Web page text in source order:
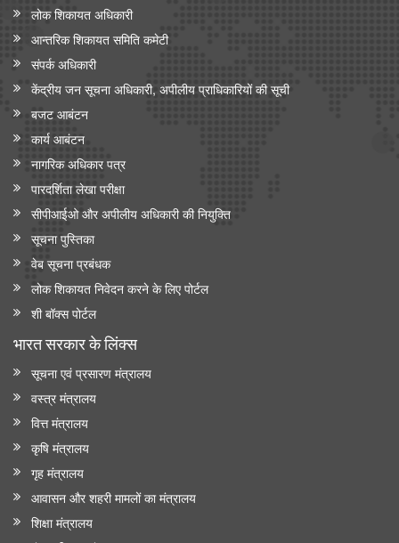
लोक शिकायत अधिकारी
आन्‍तरिक शिकायत समिति कमेटी
संपर्क अधिकारी
केंद्रीय जन सूचना अधिकारी, अपीलीय प्राधिकारियों की सूची
बजट आबंटन
कार्य आबंटन
नागरिक अधिकार पत्र
पारदर्शिता लेखा परीक्षा
सीपीआईओ और अपी‍लीय अधिकारी की नियुक्ति
सूचना पुस्तिका
वेब सूचना प्रबंधक
लोक शिकायत निवेदन करने के लिए पोर्टल
शी बॉक्स पोर्टल
भारत सरकार के लिंक्‍स
सूचना एवं प्रसारण मंत्रालय
वस्त्र मंत्रालय
वित्त मंत्रालय
कृषि मंत्रालय
गृह मंत्रालय
आवासन और शहरी मामलों का मंत्रालय
शिक्षा मंत्रालय